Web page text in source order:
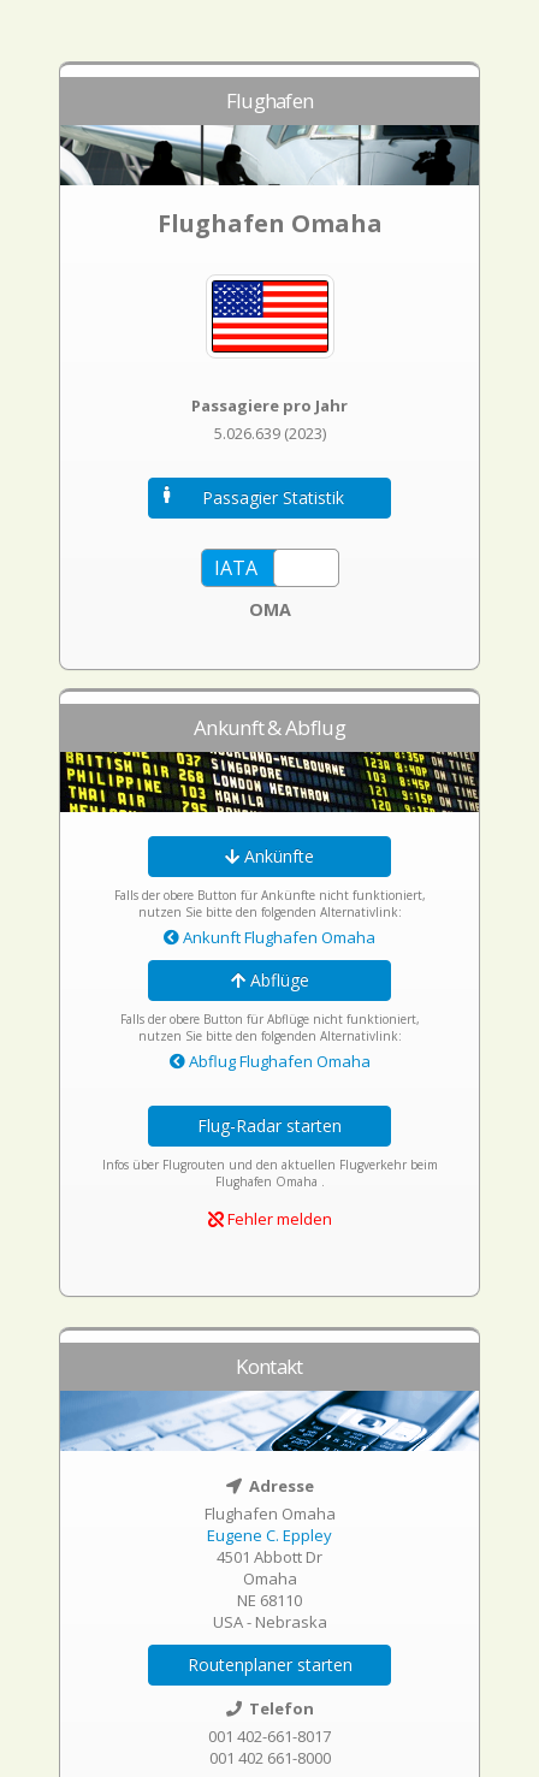
Flughafen
Flughafen Omaha
Passagiere pro Jahr
5.026.639 (2023)
Passagier Statistik
OMA
Ankunft & Abflug
Ankünfte
Falls der obere Button für Ankünfte nicht funktioniert,
nutzen Sie bitte den folgenden Alternativlink:
Ankunft Flughafen Omaha
Abflüge
Falls der obere Button für Abflüge nicht funktioniert,
nutzen Sie bitte den folgenden Alternativlink:
Abflug Flughafen Omaha
Flug-Radar starten
Infos über Flugrouten und den aktuellen Flugverkehr beim
Flughafen Omaha .
Fehler melden
Kontakt
Adresse
Flughafen Omaha
Eugene C. Eppley
4501 Abbott Dr
Omaha
NE 68110
USA - Nebraska
Routenplaner starten
Telefon
001 402-661-8017
001 402 661-8000